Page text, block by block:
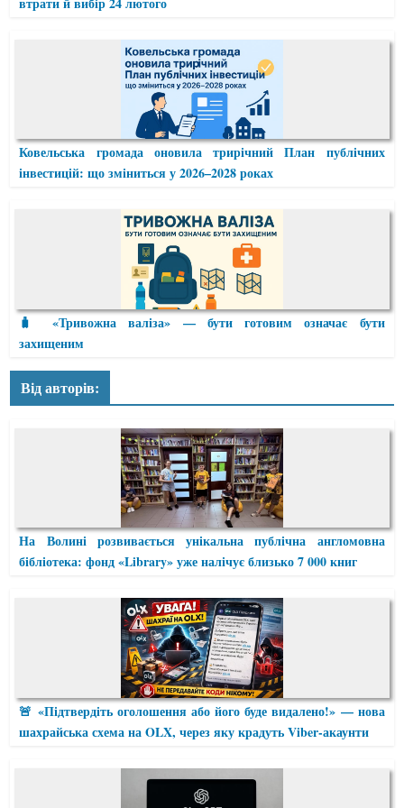
Ковельська громада оновила трирічний План публічних
інвестицій: що зміниться у 2026–2028 роках
🧳 «Тривожна валіза» — бути готовим означає бути
захищеним
Від авторів:
На Волині розвивається унікальна публічна англомовна
бібліотека: фонд «Library» уже налічує близько 7 000 книг
🚨 «Підтвердіть оголошення або його буде видалено!» — нова
шахрайська схема на OLX, через яку крадуть Viber-акаунти